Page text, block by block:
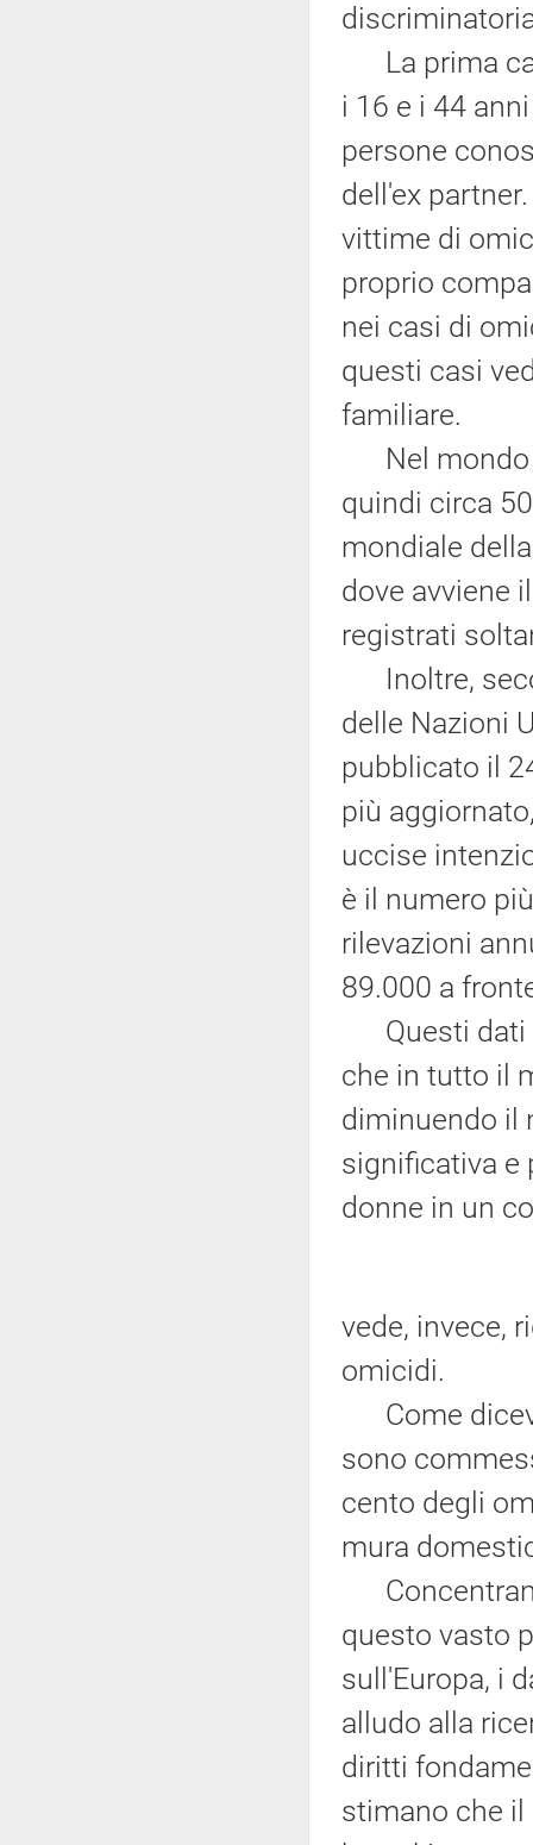
La prima
i 16 e i 44
persone
dell'ex
vittime di
proprio
nei casi di
questi casi
familiare.
Nel mondo
quindi circa
mondiale
dove avviene
registrati
Inoltre,
delle Nazioni
pubblicato il
più
uccise
è il numero
rilevazioni
89.000 a
Questi dati
che in tutto il
diminuendo il
significativa e
donne in un
vede, invece,
omicidi.
Come
sono
cento degli
mura
questo vasto
sull'Europa, i
alludo alla
diritti
stimano che il